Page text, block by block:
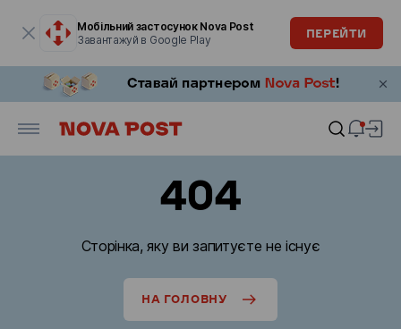
Мобільний застосунок Nova Post
Завантажуй в Google Play
ПЕРЕЙТИ
404
Сторінка, яку ви запитуєте не існує
НА ГОЛОВНУ